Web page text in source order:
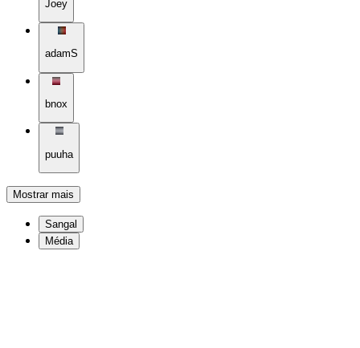
Joey
adamS
bnox
puuha
Mostrar mais
Sangal
Média